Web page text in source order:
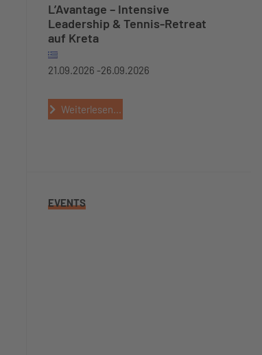
L’Avantage – Intensive
Leadership & Tennis-Retreat
auf Kreta
21.09.2026 -26.09.2026
Weiterlesen...
EVENTS